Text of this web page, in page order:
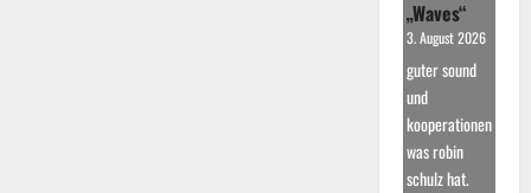
„Waves“
3. August 2026
guter sound
und
kooperationen
was robin
schulz hat.